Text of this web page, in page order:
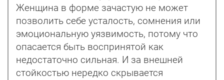
Женщина в форме зачастую не может
позволить себе усталость, сомнения или
эмоциональную уязвимость, потому что
опасается быть воспринятой как
недостаточно сильная. И за внешней
стойкостью нередко скрывается